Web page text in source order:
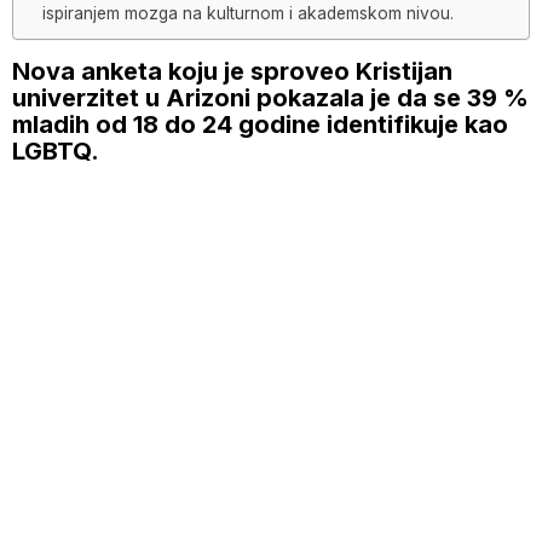
ispiranjem mozga na kulturnom i akademskom nivou.
Nova anketa koju je sproveo Kristijan
univerzitet u Arizoni pokazala je da se 39 %
mladih od 18 do 24 godine identifikuje kao
LGBTQ.